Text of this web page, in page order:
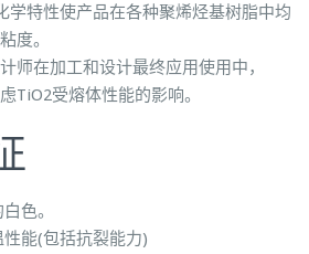
学特性使产品在各种聚烯烃基树脂中均
度。
师在加工和设计最终应用使用中，
TiO2受熔体性能的影响。
色。
能(包括抗裂能力)